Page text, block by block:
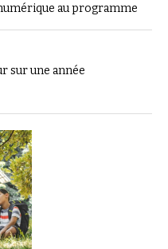
au programme
sur une année